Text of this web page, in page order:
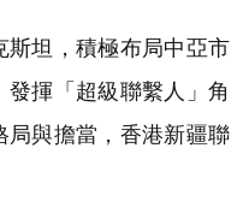
坦，積極布局中亞市
揮「超級聯繫人」角
局與擔當，香港新疆聯